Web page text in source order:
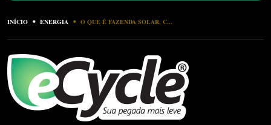
INÍCIO ENERGIA O QUE É FAZENDA SOLAR, C...